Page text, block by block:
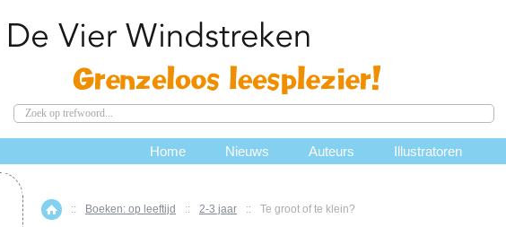
Home
:: Boeken: op leeftijd :: 2-3 jaar :: Te groot of te klein?
Home Nieuws Auteurs Illustratoren